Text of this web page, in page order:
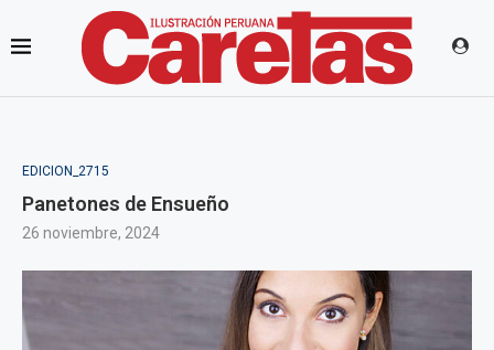
EDICION_2715
Panetones de Ensueño
26 noviembre, 2024